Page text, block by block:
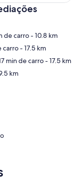
de carro- 10.8 km
carro- 17.5 km
min de carro- 17.5 km
km